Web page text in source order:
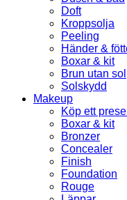
Doft
Kroppsolja
Peeling
Händer &
Boxar & kit
Brun utan sol
Solskydd
Makeup
Köp ett
Boxar & kit
Bronzer
Concealer
Finish
Foundation
Rouge